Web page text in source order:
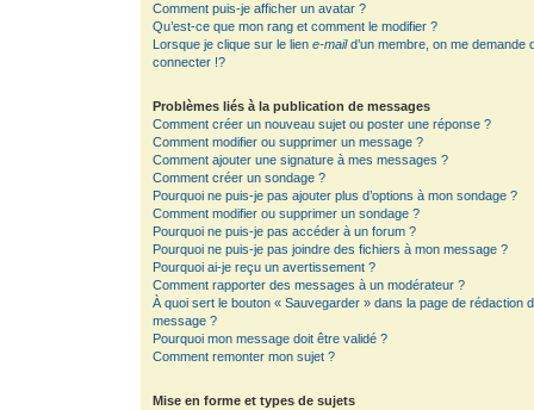
Comment puis-je afficher un avatar ?
Qu’est-ce que mon rang et comment le modifier ?
Lorsque je clique sur le lien e-maild’un membre, on me demande
connecter !?
Problèmes liés à la publication de messages
Comment créer un nouveau sujet ou poster une réponse ?
Comment modifier ou supprimer un message ?
Comment ajouter une signature à mes messages ?
Comment créer un sondage ?
Pourquoi ne puis-je pas ajouter plus d’options à mon sondage ?
Comment modifier ou supprimer un sondage ?
Pourquoi ne puis-je pas accéder à un forum ?
Pourquoi ne puis-je pas joindre des fichiers à mon message ?
Pourquoi ai-je reçu un avertissement ?
Comment rapporter des messages à un modérateur ?
À quoi sert le bouton « Sauvegarder » dans la page de rédaction
message ?
Pourquoi mon message doit être validé ?
Comment remonter mon sujet ?
Mise en forme et types de sujets